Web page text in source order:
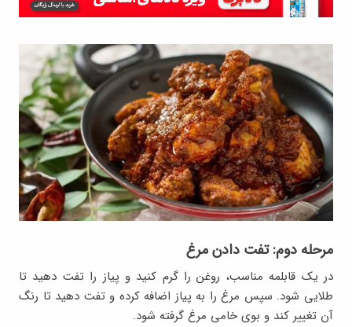
مرحله دوم: تفت دادن مرغ
در یک قابلمه مناسب، روغن را گرم کنید و پیاز را تفت دهید تا
طلایی شود. سپس مرغ را به پیاز اضافه کرده و تفت دهید تا رنگ
آن تغییر کند و بوی خامی مرغ گرفته شود.